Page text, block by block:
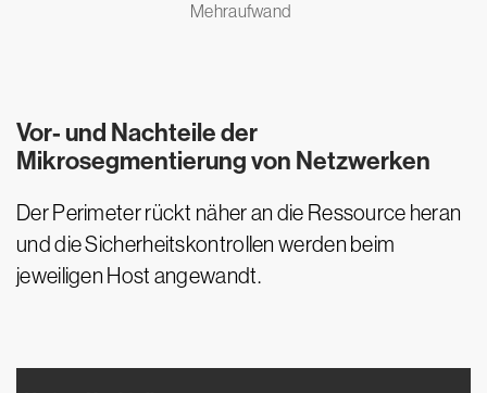
Mehraufwand
Vor- und Nachteile der
Mikrosegmentierung von Netzwerken
Der Perimeter rückt näher an die Ressource heran
und die Sicherheitskontrollen werden beim
jeweiligen Host angewandt.